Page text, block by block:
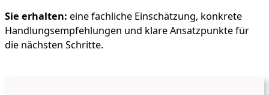
Sie erhalten: eine fachliche Einschätzung, konkrete
Handlungsempfehlungen und klare Ansatzpunkte für
die nächsten Schritte.